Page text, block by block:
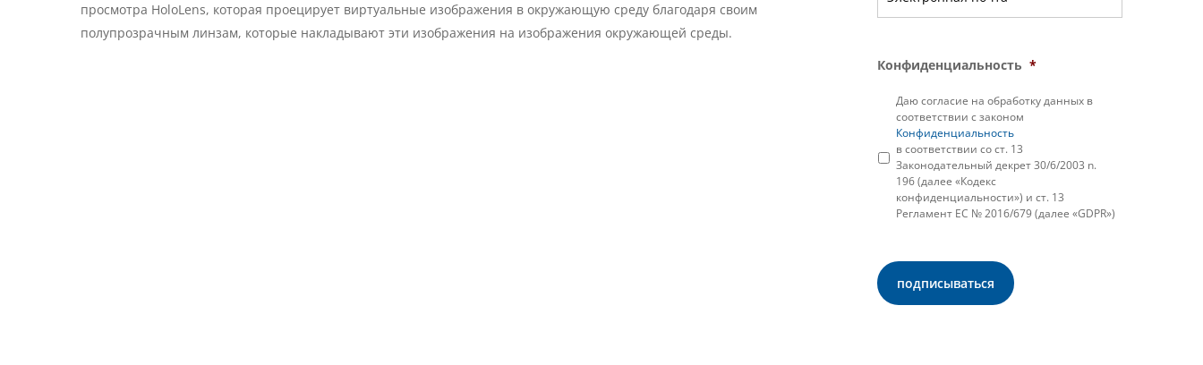
просмотра HoloLens, которая проецирует виртуальные изображения в окружающую среду благодаря своим
полупрозрачным линзам, которые накладывают эти изображения на изображения окружающей среды.
Конфиденциальность *
Даю согласие на обработку данных в
соответствии с законом
Конфиденциальность
в соответствии со ст. 13
Законодательный декрет 30/6/2003 n.
196 (далее «Кодекс
конфиденциальности») и ст. 13
Регламент ЕС № 2016/679 (далее «GDPR»)